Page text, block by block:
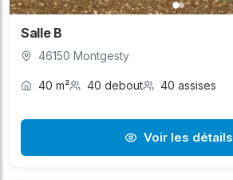
Salle B
46150 Montgesty
40 m² 40 debout 40 assises
Voir les détails